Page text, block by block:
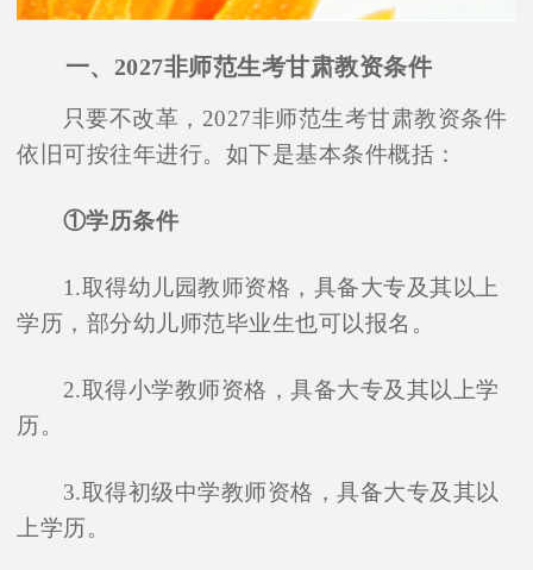
一、2027非师范生考甘肃教资条件
只要不改革，2027非师范生考甘肃教资条件
依旧可按往年进行。如下是基本条件概括：
①学历条件
1.取得幼儿园教师资格，具备大专及其以上
学历，部分幼儿师范毕业生也可以报名。
2.取得小学教师资格，具备大专及其以上学
历。
3.取得初级中学教师资格，具备大专及其以
上学历。